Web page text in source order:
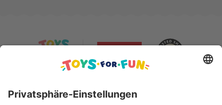
Sicher bezahlen mit: